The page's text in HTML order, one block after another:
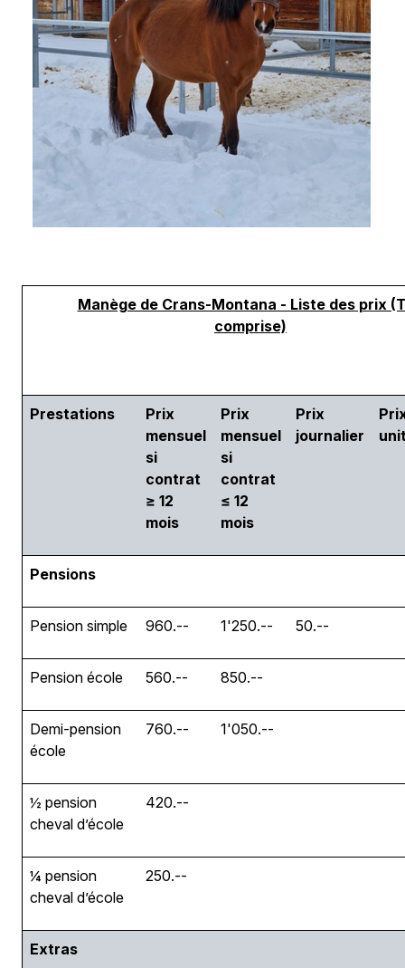
Manège de Crans-Montana - Liste des prix
comprise)
Prestations
Prix
mensuel
si
contrat
≥ 12
mois
Prix
mensuel
si
contrat
≤ 12
mois
Prix
journalier
Pensions
Pension simple 960.-- 1'250.-- 50.--
Pension école 560.-- 850.--
Demi-pension
école
760.-- 1'050.--
½ pension
cheval d’école
420.--
¼ pension
cheval d’école
250.--
Extras